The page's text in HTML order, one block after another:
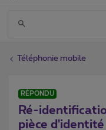
Téléphonie mobile
RÉPONDU
Ré-
pièce